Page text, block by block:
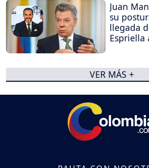
Juan
su
llegada
Espriella
VER MÁS +